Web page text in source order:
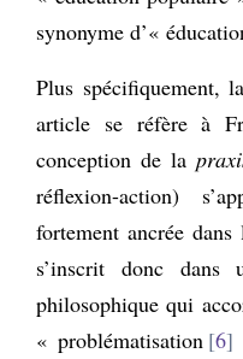
synonyme d’«
Plus spécifiquement,
article se réfère à
conception de la
réflexion-action)
fortement ancrée
s’inscrit donc dans
philosophique qui
« problématisation 6